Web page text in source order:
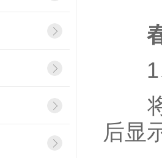
1
将
后显